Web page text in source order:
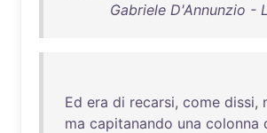
Gabriele D'Annunzio -
Ed era di recarsi, come dissi,
ma capitanando una colonna